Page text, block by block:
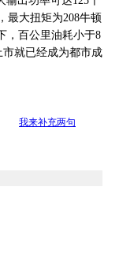
最大扭矩为208牛顿
，百公里油耗小于8
就已经成为都市成
我来补充两句